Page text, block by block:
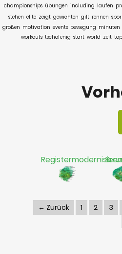
championships übungen including laufen
stehen elite zeigt gewichten gilt rennen
großen motivation events bewegung minuten
workouts tschofenig start world zeit top
← Zurück 1 2 3